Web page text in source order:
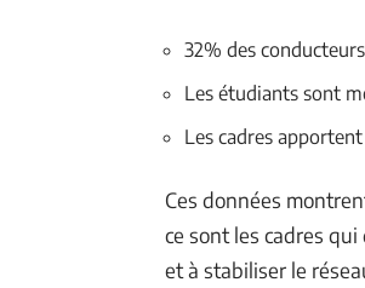
32% des
Les étudiants sont
Les cadres
Ces données
ce sont les cadres
et à stabiliser le